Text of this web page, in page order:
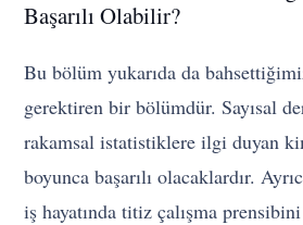
Başarılı Olabilir?
Bu bölüm yukarıda da
gerektiren bir bölümdür. Sayısal
rakamsal istatistiklere ilgi duyan
boyunca başarılı olacaklardır.
iş hayatında titiz çalışma